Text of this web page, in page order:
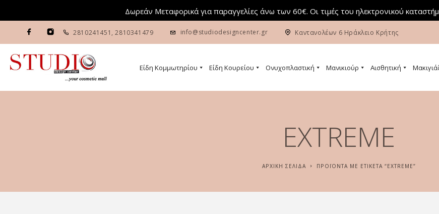
Δωρεάν Μεταφορικά για παραγγελίες άνω των 60€. Οι τιμές του ηλεκτρονικού
2810241451 , 2810341479 info@studiodesigncenter.gr Καντανολέων 6 Ηράκλειο Κρήτης
Είδη Κομμωτηρίου Είδη Κουρείου Ονυχοπλαστική Μανικιούρ Αισθητική
EXTREME
ΑΡΧΙΚΉ ΣΕΛΊΔΑ ΠΡΟΪΌΝΤΑ ΜΕ ΕΤΙΚΈΤΑ “EXTREME”